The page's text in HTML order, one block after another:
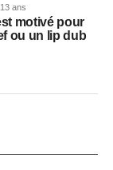
13 ans
motivé pour
ou un lip dub